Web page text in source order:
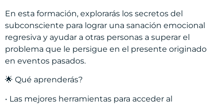
En esta formación, explorarás los secretos del
subconsciente para lograr una sanación emocional
regresiva y ayudar a otras personas a superar el
problema que le persigue en el presente originado
en eventos pasados.
🌟 Qué aprenderás?
• Las mejores herramientas para acceder al